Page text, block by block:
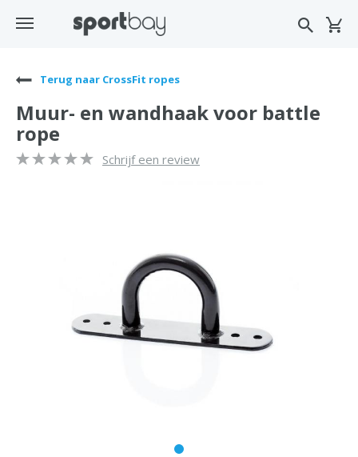
Terug naar CrossFit ropes
Muur- en wandhaak voor battle
rope
Schrijf een review